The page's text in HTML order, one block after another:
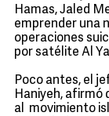
Hamas, Jaled
emprender una
operaciones
por satélite Al
Poco antes, el
Haniyeh, afirmó
al movimiento